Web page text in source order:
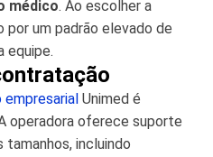
médico. Ao escolher a
um padrão elevado de
equipe.
empresarial Unimed é
operadora oferece suporte
incluindo